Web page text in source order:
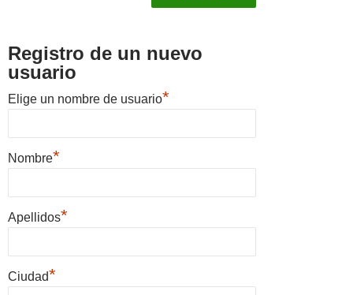
Registro de un nuevo
usuario
Elige un nombre de usuario*
Nombre*
Apellidos*
Ciudad*